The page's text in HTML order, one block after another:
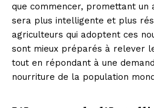
que commencer, promettant un
sera plus intelligente et plus
agriculteurs qui adoptent ces
sont mieux préparés à relever
tout en répondant à une
nourriture de la population